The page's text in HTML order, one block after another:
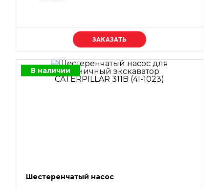
Уточняйте цену
В наличии
Шестеренчатый насос